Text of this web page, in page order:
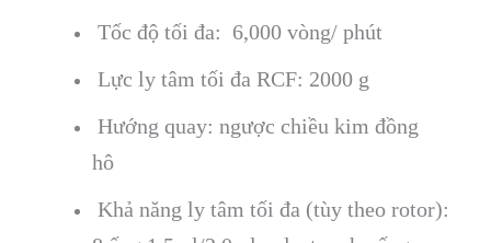
Tốc độ tối đa: 6,000 vòng/ phút
Lực ly tâm tối đa RCF: 2000 g
Hướng quay: ngược chiều kim đồng
hô
Khả năng ly tâm tối đa (tùy theo rotor):